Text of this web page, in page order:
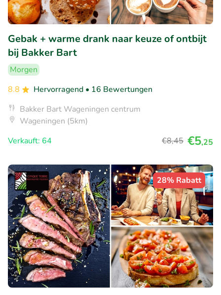
Gebak + warme drank naar keuze of ontbijt
bij Bakker Bart
Morgen
8.8
Hervorragend • 16 Bewertungen
Bakker Bart Wageningen centrum
Wageningen (5km)
Verkauft: 64
€8,45 €5,25
28% Rabatt